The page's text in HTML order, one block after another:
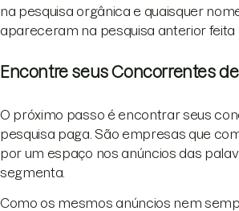
na pesquisa orgânica e quaisquer
apareceram na pesquisa anterior feita
Encontre seus Concorrentes
O próximo passo é encontrar seus
pesquisa paga. São empresas que
por um espaço nos anúncios das
segmenta.
Como os mesmos anúncios nem